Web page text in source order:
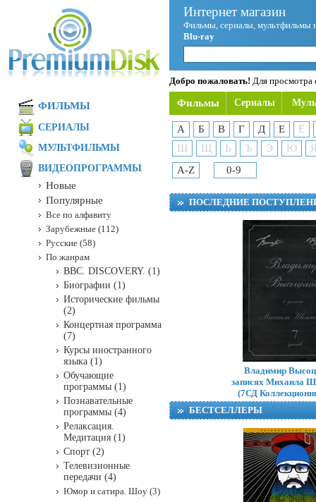
Интернет магазин
Фильмы, сериалы, мультфильмы
Blu-ray
Добро пожаловать! Для просмотра
Фильмы Сериалы
А Б В Г Д Е
Ё
Ш
Щ Ь Ъ Э Ю
A-Z
0-9
ПОСЛЕДНИЕ
Владимир
записях Михаила
(7СД
БЕСТСЕЛЛЕРЫ
ФИЛЬМЫ
СЕРИАЛЫ
МУЛЬТФИЛЬМЫ
ВИДЕОПРОГРАММЫ
Новые
Популярные
Все по алфавиту
Зарубежные (112)
Русские (58)
По жанрам
BBC. DISCOVERY. (1)
Биографии (1)
Исторические фильмы
(2)
Концертная программа
(7)
Курсы иностранного
языка (1)
Обучающие
программы (1)
Познавательные
программы (4)
Релаксация.
Медитация (1)
Спорт (2)
Телевизионные
передачи (4)
Юмор и сатира. Шоу (3)